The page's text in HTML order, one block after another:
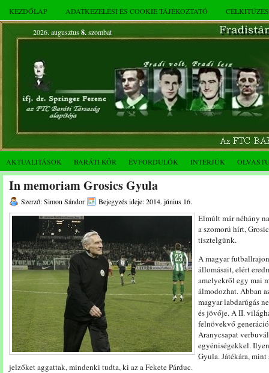
KEZDŐLAP ADATKEZELÉSI ÉS COOKIE TÁJÉKOZTATÓ
2026. augusztus 8.szombat
AKTUALITÁSOK BARÁTI KÖR ÉVFORDULÓK INTERJÚK
In memoriam Grosics Gyula
Szerző: Simon Sándor Bejegyzés ideje: 2014. június 16.
Elmúlt már néhány
a szomorú hírt,
tisztelgünk.
A magyar
állomásait, elért
amelyekről egy mai
álmodozhat. Abban
magyar labdarúgás
és jövője. A II.
felnövekvő
Aranycsapat
egyéniségekkel.
Gyula. Játékára,
jelzőket aggattak, mindenki tudta, ki az a Fekete Párduc.